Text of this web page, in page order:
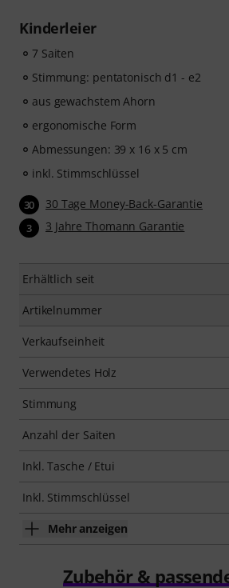
Kinderleier
7 Saiten
Stimmung: pentatonisch d1 - e2
aus gewachstem Ahorn
ergonomische Form
Abmessungen: 39 x 16 x 5 cm
inkl. Stimmschlüssel
30 30 Tage Money-Back-Garantie
3 3 Jahre Thomann Garantie
Erhältlich seit
Artikelnummer
Verkaufseinheit
Verwendetes Holz
Stimmung
Anzahl der Saiten
Inkl. Tasche / Etui
Inkl. Stimmschlüssel
Mehr anzeigen
Zubehör &